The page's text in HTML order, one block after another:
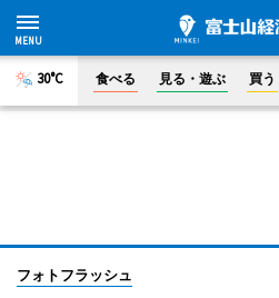
30°C 食べる 見る・遊ぶ 買う
フォトフラッシュ